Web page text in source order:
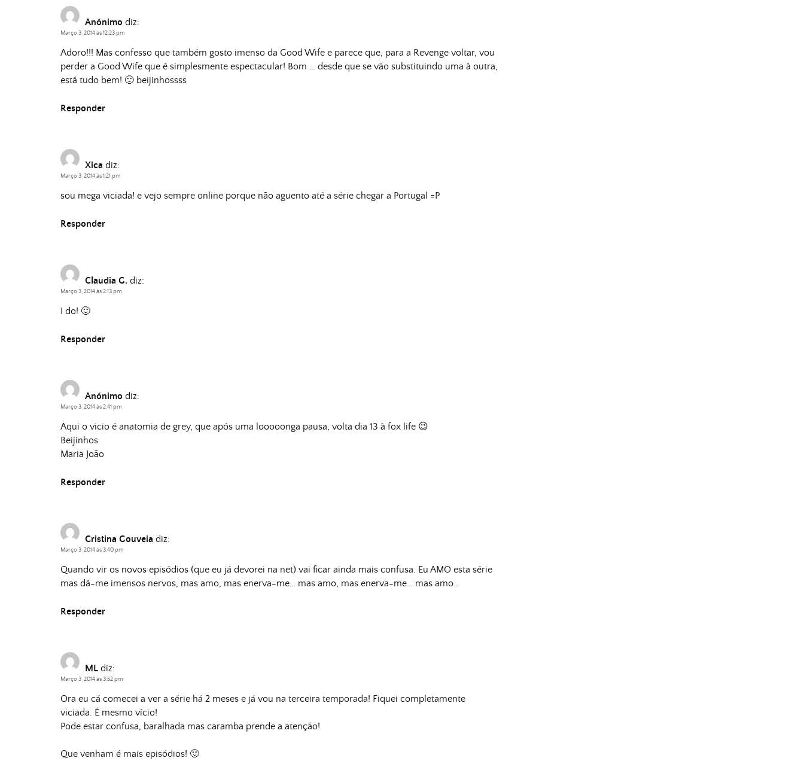
Anónimo diz:
Março 3, 2014 às 12:23 pm
Adoro!!! Mas confesso que também gosto imenso da Good Wife e parece que, para a Revenge voltar, vou
perder a Good Wife que é simplesmente espectacular! Bom … desde que se vão substituindo uma à outra,
está tudo bem! 🙂 beijinhossss
Responder
Xica diz:
Março 3, 2014 às 1:21 pm
sou mega viciada! e vejo sempre online porque não aguento até a série chegar a Portugal =P
Responder
Claudia G. diz:
Março 3, 2014 às 2:13 pm
I do! 🙂
Responder
Anónimo diz:
Março 3, 2014 às 2:41 pm
Aqui o vicio é anatomia de grey, que após uma looooonga pausa, volta dia 13 à fox life 😉
Beijinhos
Maria João
Responder
Cristina Gouveia diz:
Março 3, 2014 às 3:40 pm
Quando vir os novos episódios (que eu já devorei na net) vai ficar ainda mais confusa. Eu AMO esta série
mas dá-me imensos nervos, mas amo, mas enerva-me… mas amo, mas enerva-me… mas amo…
Responder
ML diz:
Março 3, 2014 às 3:52 pm
Ora eu cá comecei a ver a série há 2 meses e já vou na terceira temporada! Fiquei completamente
viciada. É mesmo vício!
Pode estar confusa, baralhada mas caramba prende a atenção!
Que venham é mais episódios! 🙂